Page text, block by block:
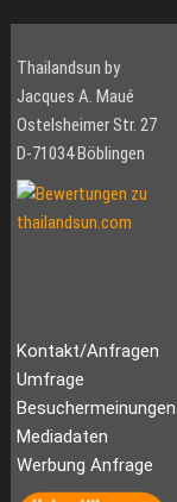
Thailandsun by
Jacques A. Maué
Ostelsheimer Str. 27
D-71034 Böblingen
Kontakt/Anfragen
Umfrage
Besuchermeinungen
Mediadaten
Werbung Anfrage